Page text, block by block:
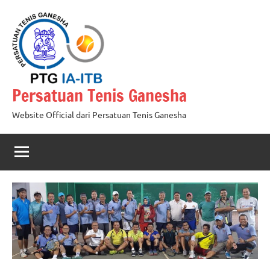
content
Persatuan Tenis Ganesha
Website Official dari Persatuan Tenis Ganesha